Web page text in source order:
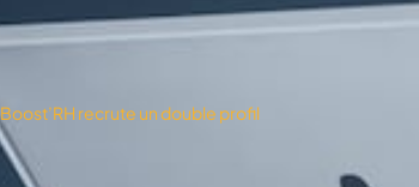
Boost’RH recrute un double profil